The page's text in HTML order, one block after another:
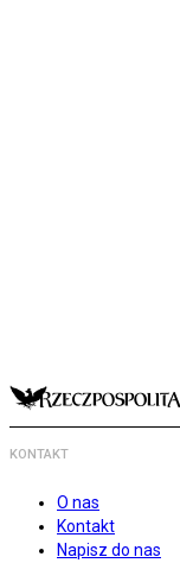
KONTAKT
O nas
Kontakt
Napisz do nas